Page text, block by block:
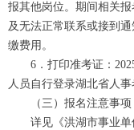
报其他岗位。期间相关
及无法正常联系或接到
缴费用。
6．打印准考证：2025
人员自行登录湖北省人
（三）报名注意事项
详见《洪湖市事业单位